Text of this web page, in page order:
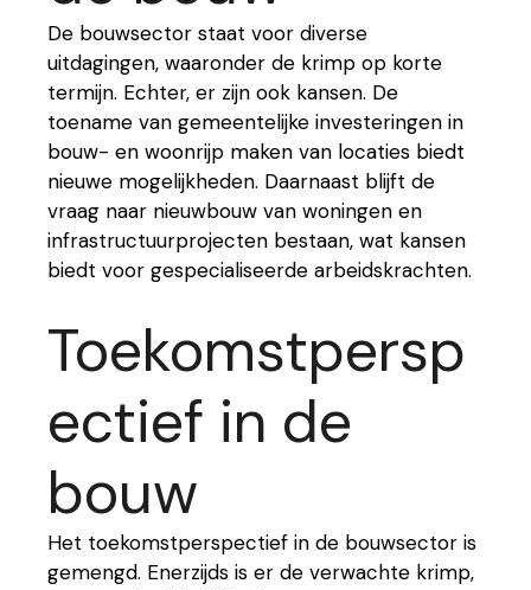
De bouwsector staat voor diverse
uitdagingen, waaronder de krimp op korte
termijn. Echter, er zijn ook kansen. De
toename van gemeentelijke investeringen in
bouw- en woonrijp maken van locaties biedt
nieuwe mogelijkheden. Daarnaast blijft de
vraag naar nieuwbouw van woningen en
infrastructuurprojecten bestaan, wat kansen
biedt voor gespecialiseerde arbeidskrachten.
Toekomstpersp
ectief in de
bouw
Het toekomstperspectief in de bouwsector is
gemengd. Enerzijds is er de verwachte krimp,